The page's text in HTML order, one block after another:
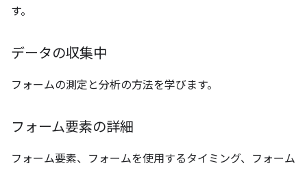
す。
データの収集中
フォームの測定と分析の方法を学びます。
フォーム要素の詳細
フォーム要素、フォームを使用するタイミング、フォーム